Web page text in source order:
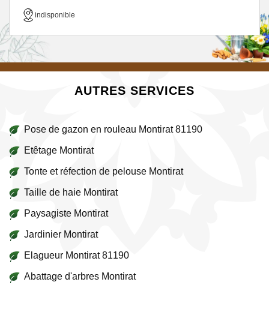
indisponible
AUTRES SERVICES
Pose de gazon en rouleau Montirat 81190
Etêtage Montirat
Tonte et réfection de pelouse Montirat
Taille de haie Montirat
Paysagiste Montirat
Jardinier Montirat
Elagueur Montirat 81190
Abattage d'arbres Montirat